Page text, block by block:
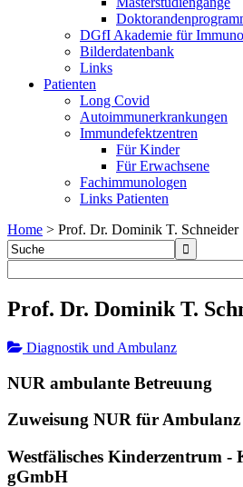
DGfI Akademie für
Bilderdatenbank
Links
Patienten
Long Covid
Autoimmunerkrankungen
Immundefektzentren
Für Kinder
Für Erwachsene
Fachimmunologen
Links Patienten
Home > Prof. Dr. Dominik T. Schneider
Prof. Dr. Dominik T.
Diagnostik und Ambulanz
NUR ambulante Betreuung
Zuweisung NUR für Ambulanz
Westfälisches Kinderzentrum
gGmbH